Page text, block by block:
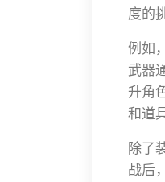
度的
例如
武器
升角
和道
除了
战后